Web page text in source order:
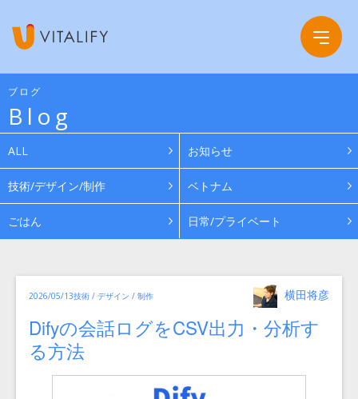
Company
会社概要
グループ会社
Service
Work
News
Recruit
ブログ
Blog
ALL お知らせ
技術/デザイン/制作 ベトナム
ごはん 日常/プライベート
投
稿
横田将彦
投
日:
2026/05/13カ
テ
ー
技術 / デザイン / 制作
Difyの会話ログをCSV出力・分析す
る方法